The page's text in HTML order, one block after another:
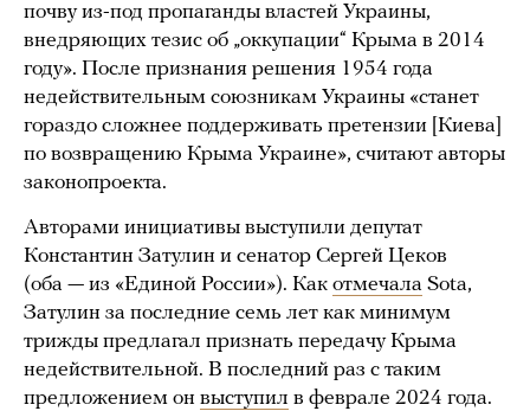
почву из-под пропаганды властей Украины,
внедряющих тезис об „оккупации“ Крыма в 2014
году». После признания решения 1954 года
недействительным союзникам Украины «станет
гораздо сложнее поддерживать претензии [Киева]
по возвращению Крыма Украине», считают авторы
законопроекта.
Авторами инициативы выступили депутат
Константин Затулин и сенатор Сергей Цеков
(оба — из «Единой России»). Как отмечала Sota,
Затулин за последние семь лет как минимум
трижды предлагал признать передачу Крыма
недействительной. В последний раз с таким
предложением он выступил в феврале 2024 года.